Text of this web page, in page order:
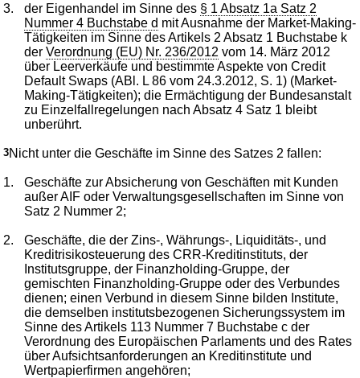
3. der Eigenhandel im Sinne des § 1 Absatz 1a Satz 2
Nummer 4 Buchstabe d mit Ausnahme der Market-Making-
Tätigkeiten im Sinne des Artikels 2 Absatz 1 Buchstabe k
derVerordnung (EU) Nr. 236/2012 vom 14. März 2012
über Leerverkäufe und bestimmte Aspekte von Credit
Default Swaps (ABl. L 86 vom 24.3.2012, S. 1) (Market-
Making-Tätigkeiten); die Ermächtigung der Bundesanstalt
zu Einzelfallregelungen nach Absatz 4 Satz 1 bleibt
unberührt.
3Nicht unter die Geschäfte im Sinne des Satzes 2 fallen:
1.
Geschäfte zur Absicherung von Geschäften mit Kunden
außer AIF oder Verwaltungsgesellschaften im Sinne von
Satz 2 Nummer 2;
2.
Geschäfte, die der Zins-, Währungs-, Liquiditäts-, und
Kreditrisikosteuerung des CRR-Kreditinstituts, der
Institutsgruppe, der Finanzholding-Gruppe, der
gemischten Finanzholding-Gruppe oder des Verbundes
dienen; einen Verbund in diesem Sinne bilden Institute,
die demselben institutsbezogenen Sicherungssystem im
Sinne des Artikels 113 Nummer 7 Buchstabe c der
Verordnung des Europäischen Parlaments und des Rates
über Aufsichtsanforderungen an Kreditinstitute und
Wertpapierfirmen angehören;